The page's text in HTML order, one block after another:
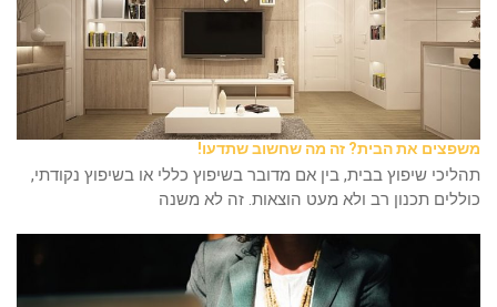
משפצים את הבית? זה מה שחשוב שתדעו!
תהליכי שיפוץ בבית, בין אם מדובר בשיפוץ כללי או בשיפוץ נקודתי,
כוללים תכנון רב ולא מעט הוצאות. זה לא משנה